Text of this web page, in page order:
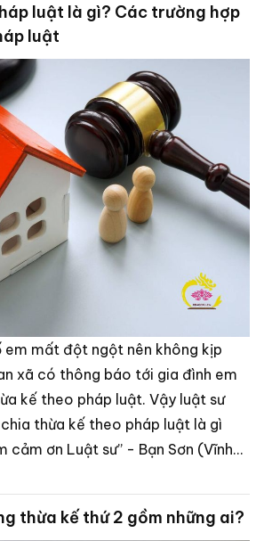
luật là gì? Các trường hợp
luật
em mất đột ngột nên không kịp
xã có thông báo tới gia đình em
kế theo pháp luật. Vậy luật sư
thừa kế theo pháp luật là gì
cảm ơn Luật sư” - Bạn Sơn (Vĩnh
thừa kế thứ 2 gồm những ai?